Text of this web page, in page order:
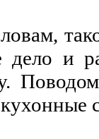
дело и